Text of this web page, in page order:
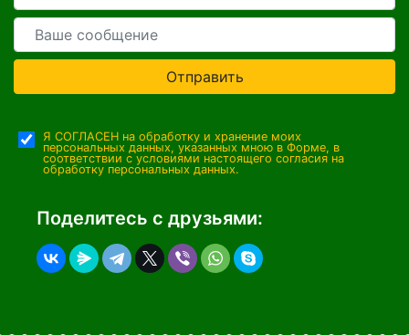
Отправить
Я СОГЛАСЕН на обработку и хранение моих
персональных данных, указанных мною в Форме, в
соответствии с условиями настоящего согласия на
обработку персональных данных.
Поделитесь с друзьями: